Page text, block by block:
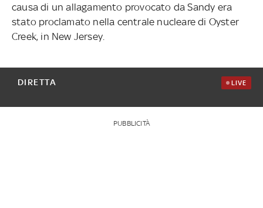
causa di un allagamento provocato da Sandy era
stato proclamato nella centrale nucleare di Oyster
Creek, in New Jersey.
DIRETTA LIVE
PUBBLICITÀ